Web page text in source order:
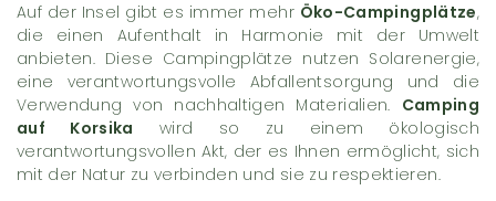
Auf der Insel gibt es immer mehr Öko-Campingplätze,
die einen Aufenthalt in Harmonie mit der Umwelt
anbieten. Diese Campingplätze nutzen Solarenergie,
eine verantwortungsvolle Abfallentsorgung und die
Verwendung von nachhaltigen Materialien. Camping
auf Korsika wird so zu einem ökologisch
verantwortungsvollen Akt, der es Ihnen ermöglicht, sich
mit der Natur zu verbinden und sie zu respektieren.